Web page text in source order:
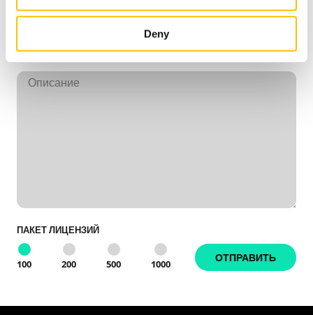
may combine it with other information that you’ve
provided to them or that they’ve collected from your use
of their services.
Deny
ПАКЕТ ЛИЦЕНЗИЙ
100 200 500 1000